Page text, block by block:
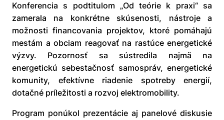
Konferencia s podtitulom „Od teórie k praxi“ sa
zamerala na konkrétne skúsenosti, nástroje a
možnosti financovania projektov, ktoré pomáhajú
mestám a obciam reagovať na rastúce energetické
výzvy. Pozornosť sa sústredila najmä na
energetickú sebestačnosť samospráv, energetické
komunity, efektívne riadenie spotreby energií,
dotačné príležitosti a rozvoj elektromobility.
Program ponúkol prezentácie aj panelové diskusie